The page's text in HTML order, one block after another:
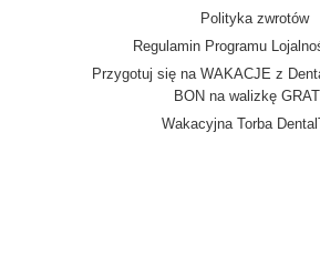
Polityka zwrotów
Regulamin Programu
Przygotuj się na WAKACJE z
BON na walizkę
Wakacyjna Torba